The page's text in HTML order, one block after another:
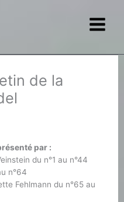
de la
par :
du n°1 au n°44
n°64
Fehlmann du n°65 au